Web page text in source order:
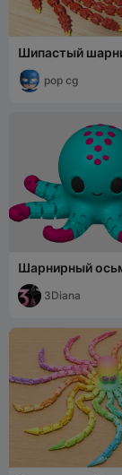
Шипастый
осьминог
pop cg
Шарнирный
3Diana